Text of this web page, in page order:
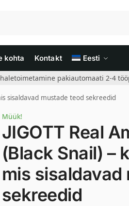
kohta Kontakt Eesti
pakiautomaati 2-4
sisaldavad mustade teod sekreedid
Müük!
JIGOTT Real
(Black Snail) –
mis
sekreedid